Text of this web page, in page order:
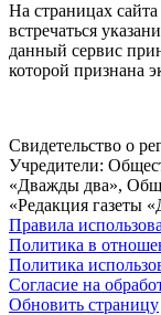
На страницах
встречаться
данный сервис
которой признана
Свидетельство о
Учредители:
«Дважды два»,
«Редакция газеты
Правила
Политика в
Политика
Согласие на
Обновить страницу